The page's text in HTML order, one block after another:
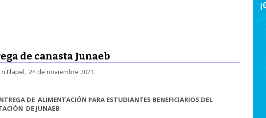
de canasta Junaeb
noviembre 2021.
DE ALIMENTACIÓN PARA ESTUDIANTES BENEFICIARIOS DEL
DE JUNAEB